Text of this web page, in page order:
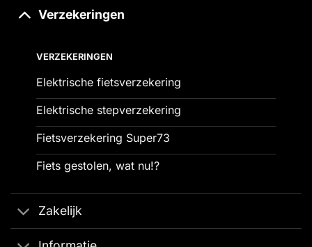
Verzekeringen
VERZEKERINGEN
Elektrische fietsverzekering
Elektrische stepverzekering
Fietsverzekering Super73
Fiets gestolen, wat nu!?
Zakelijk